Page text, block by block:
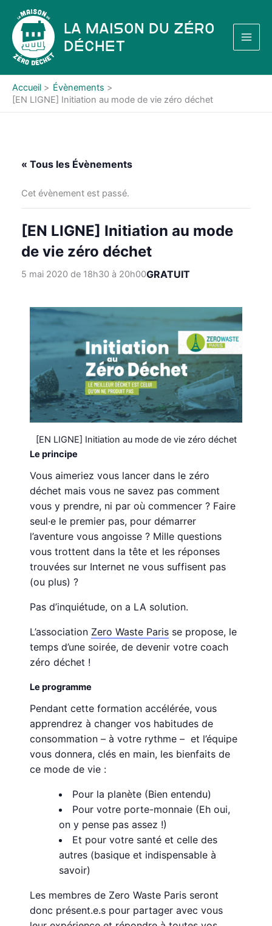
contenu
La Maison du Zéro
Déchet
Accueil
Évènements
[EN LIGNE] Initiation au mode de vie zéro déchet
« Tous les Évènements
Cet évènement est passé.
[EN LIGNE] Initiation au mode
de vie zéro déchet
5 mai 2020 de 18h30à 20h00GRATUIT
[EN LIGNE] Initiation au mode de vie zéro déchet
Le principe
Vous aimeriez vous lancer dans le zéro
déchet mais vous ne savez pas comment
vous y prendre, ni par où commencer ? Faire
seul·e le premier pas, pour démarrer
l’aventure vous angoisse ? Mille questions
vous trottent dans la tête et les réponses
trouvées sur Internet ne vous suffisent pas
(ou plus) ?
Pas d’inquiétude, on a LA solution.
L’association Zero Waste Paris se propose, le
temps d’une soirée, de devenir votre coach
zéro déchet !
Le programme
Pendant cette formation accélérée, vous
apprendrez à changer vos habitudes de
consommation – à votre rythme – et l’équipe
vous donnera, clés en main, les bienfaits de
ce mode de vie :
Pour la planète (Bien entendu)
Pour votre porte-monnaie (Eh oui,
on y pense pas assez !)
Et pour votre santé et celle des
autres (basique et indispensable à
savoir)
Les membres de Zero Waste Paris seront
donc présent.e.s pour partager avec vous